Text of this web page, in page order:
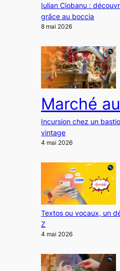
Iulian Ciobanu :
grâce au boccia
8 mai 2026
Marché
Incursion chez un
vintage
4 mai 2026
Textos ou vocaux, un
Z
4 mai 2026